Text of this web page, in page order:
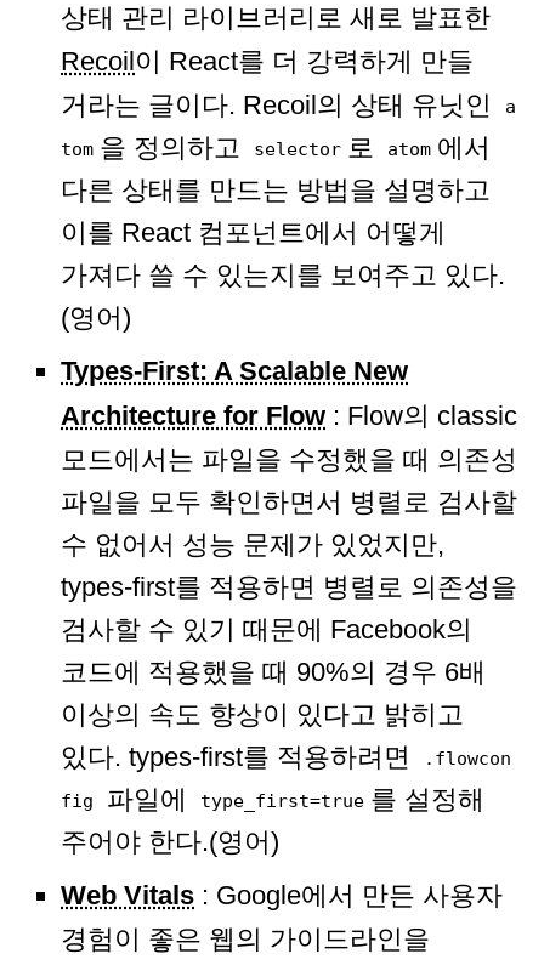
상태 관리 라이브러리로 새로 발표한
Recoil이 React를 더 강력하게 만들
거라는 글이다. Recoil의 상태 유닛인
a
tom 을 정의하고 selector 로 atom 에서
다른 상태를 만드는 방법을 설명하고
이를 React 컴포넌트에서 어떻게
가져다 쓸 수 있는지를 보여주고 있다.
(영어)
Types-First: A Scalable New
Architecture for Flow : Flow의 classic
모드에서는 파일을 수정했을 때 의존성
파일을 모두 확인하면서 병렬로 검사할
수 없어서 성능 문제가 있었지만,
types-first를 적용하면 병렬로 의존성을
검사할 수 있기 때문에 Facebook의
코드에 적용했을 때 90%의 경우 6배
이상의 속도 향상이 있다고 밝히고
있다. types-first를 적용하려면
.flowcon
fig
파일에 type_first=true 를 설정해
주어야 한다.(영어)
Web Vitals : Google에서 만든 사용자
경험이 좋은 웹의 가이드라인을